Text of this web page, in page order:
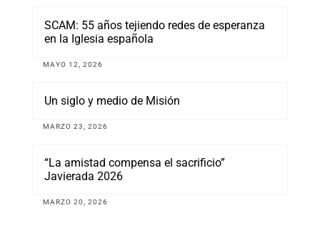
SCAM: 55 años tejiendo redes de esperanza
en la Iglesia española
MAYO 12, 2026
Un siglo y medio de Misión
MARZO 23, 2026
“La amistad compensa el sacrificio”
Javierada 2026
MARZO 20, 2026